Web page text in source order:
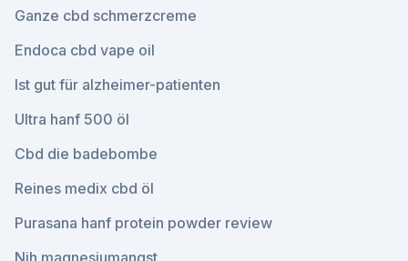
Ganze cbd schmerzcreme
Endoca cbd vape oil
Ist gut für alzheimer-patienten
Ultra hanf 500 öl
Cbd die badebombe
Reines medix cbd öl
Purasana hanf protein powder review
Nih magnesiumangst